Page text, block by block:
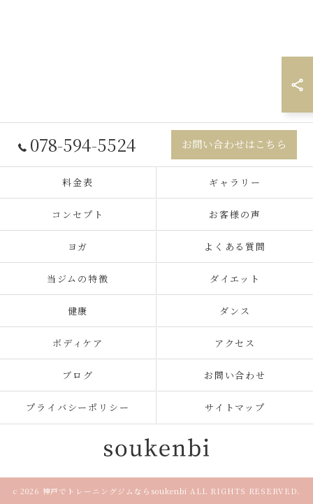
078-594-5524 お問い合わせはこちら
料金表 ギャラリー
コンセプト お客様の声
ヨガ よくある質問
当ジムの特徴 ダイエット
健康 ダンス
ボディケア アクセス
ブログ お問い合わせ
プライバシーポリシー サイトマップ
c 2026 神戸でトレーニングジムならsoukenbi ALL RIGHTS RESERVED.